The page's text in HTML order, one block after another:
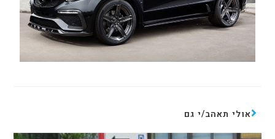
אולי תאהב/י גם